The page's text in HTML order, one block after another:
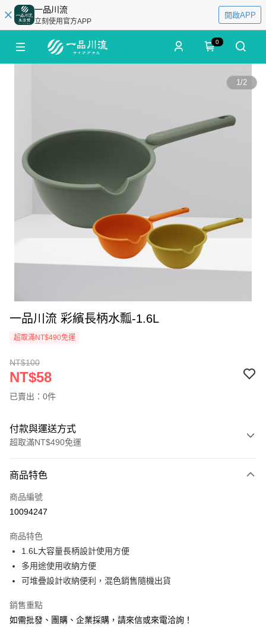
一品川流
立刻使用官方APP
開啟APP
0
1/2
一品川流 彩繽長柄水瓢-1.6L
超取滿NT$490免運
NT$100
NT$58
已賣出：0件
付款與運送方式
超取滿NT$490免運
信用卡一次付款
信用卡分期付款
合作金庫商業銀行
華南商業銀行
上海商業儲蓄銀行
國泰世華商業銀行
兆豐國際商業銀行
匯豐（台灣）商業銀行
聯邦商業銀行
遠東國際商業銀行
6 期 0 利率 每期
華南商業銀行
上海商業儲蓄銀行
台北富邦商業銀行
臺灣中小企業銀行
匯豐（台灣）商業銀行
華泰商業銀行
12 期 0 利率 每期 NT$4
合作金庫商業銀行
第一商業銀行
上海商業儲蓄銀行
國泰世華商業銀行
兆豐國際商業銀行
超商取貨付款
LINE Pay
Apple Pay
商品特色
商品編號
10094247
商品特色
1.6L大容量長柄設計使用方便
多用途使用收納方便
可堆疊設計收納便利，混色銷售隨機出貨
銷售重點
如需批發、團購、企業採購，請來信或來電洽詢！